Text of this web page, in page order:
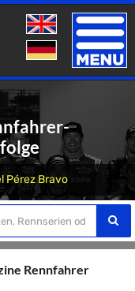
Toggle
Pérez Bravo
Rennfahrer